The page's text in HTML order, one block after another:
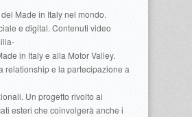
Made in Italy nel mondo.
e digital. Contenuti video
in Italy e alla Motor Valley.
relationship e la partecipazione a
Un progetto rivolto ai
esteri che coinvolgerà anche i